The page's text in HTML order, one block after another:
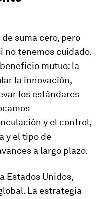
suma cero, pero
no tenemos cuidado.
mutuo: la
la innovación,
los estándares
y el control,
y el tipo de
a largo plazo.
Estados Unidos,
La estrategia